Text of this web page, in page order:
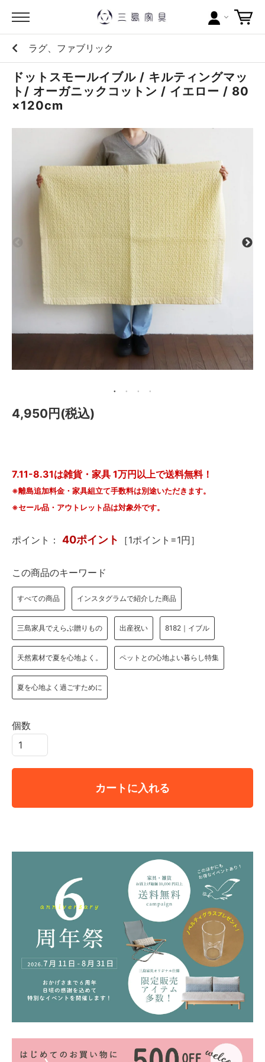
カテゴリー
ブランドから探す
問い合わせ
お買い物ガイド
ポイントについて
配送料について
ラッピングについて
メールマガジン
Instagram
Facebook
ラグ、ファブリック
ドットスモールイブル / キルティングマッ
ト/ オーガニックコットン / イエロー / 80
×120cm
4,950円(税込)
7.11-8.31は雑貨・家具 1万円以上で送料無料！
※離島追加料金・家具組立て手数料は別途いただきます。
※セール品・アウトレット品は対象外です。
ポイント： 40ポイント ［1ポイント=1円］
この商品のキーワード
すべての商品 インスタグラムで紹介した商品
三島家具でえらぶ贈りもの 出産祝い 8182｜イブル
天然素材で夏を心地よく。 ペットとの心地よい暮らし特集
夏を心地よく過ごすために
個数
カートに入れる